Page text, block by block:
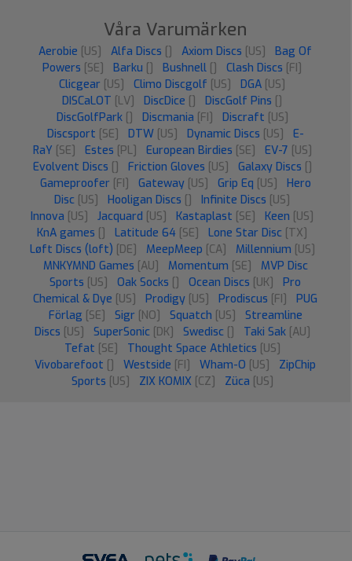
Våra Varumärken
Aerobie [US] Alfa Discs [] Axiom Discs [US]
Bag Of
Powers [SE] Barku [] Bushnell [] Clash Discs [FI]
Clicgear [US] Climo Discgolf [US] DGA [US]
DISCaLOT [LV] DiscDice [] DiscGolf Pins []
DiscGolfPark [] Discmania [FI] Discraft [US]
Discsport [SE] DTW [US] Dynamic Discs [US]
E-
RaY [SE] Estes [PL] European Birdies [SE] EV-7 [US]
Evolvent Discs [] Friction Gloves [US] Galaxy Discs []
Gameproofer [FI] Gateway [US] Grip Eq [US]
Hero
Disc [US] Hooligan Discs [] Infinite Discs [US]
Innova [US] Jacquard [US] Kastaplast [SE] Keen [US]
KnA games [] Latitude 64 [SE] Lone Star Disc [TX]
Løft Discs (loft) [DE] MeepMeep [CA] Millennium [US]
MNKYMND Games [AU] Momentum [SE]
MVP Disc
Sports [US] Oak Socks [] Ocean Discs [UK]
Pro
Chemical & Dye [US] Prodigy [US] Prodiscus [FI]
PUG
Förlag [SE] Sigr [NO] Squatch [US]
Streamline
Discs [US] SuperSonic [DK] Swedisc [] Taki Sak [AU]
Tefat [SE] Thought Space Athletics [US]
Vivobarefoot [] Westside [FI] Wham-O [US]
ZipChip
Sports [US] ZIX KOMIX [CZ] Züca [US]